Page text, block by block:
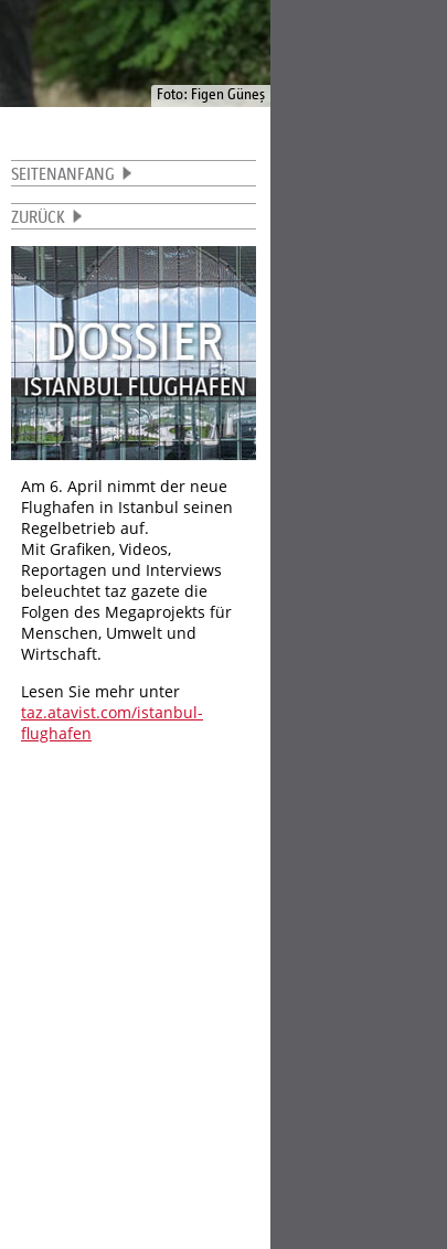
SEITENANFANG
ZURÜCK
Am 6. April nimmt der neue
Flughafen in Istanbul seinen
Regelbetrieb auf.
Mit Grafiken, Videos,
Reportagen und Interviews
beleuchtet taz gazete die
Folgen des Megaprojekts für
Menschen, Umwelt und
Wirtschaft.
Lesen Sie mehr unter
taz.atavist.com/istanbul-
flughafen
Foto: Figen Güneş